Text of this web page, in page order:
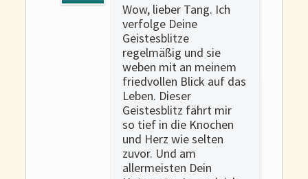
Wow, lieber Tang. Ich
verfolge Deine
Geistesblitze
regelmäßig und sie
weben mit an meinem
friedvollen Blick auf das
Leben. Dieser
Geistesblitz fährt mir
so tief in die Knochen
und Herz wie selten
zuvor. Und am
allermeisten Dein